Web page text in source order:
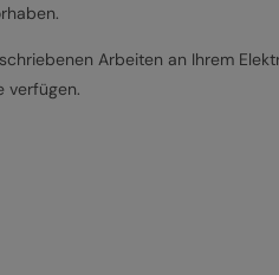
Arbeiten an Ihrem
verfügen.